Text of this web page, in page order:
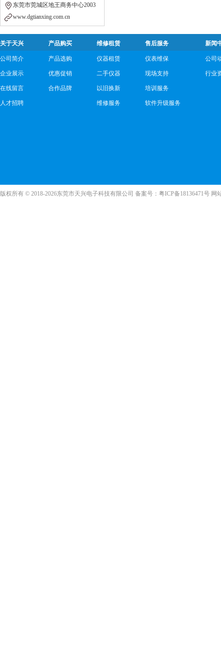
东莞市莞城区地王商务中心2003
www.dgtianxing.com.cn
关于天兴
公司简介
企业展示
在线留言
人才招聘
产品购买
产品选购
优惠促销
合作品牌
维修租赁
仪器租赁
二手仪器
以旧换新
维修服务
售后服务
仪表维保
现场支持
培训服务
软件升级服务
新闻
公司
行业
版权所有 © 2018-2026东莞市天兴电子科技有限公司 备案号： 粤ICP备18136471号 网